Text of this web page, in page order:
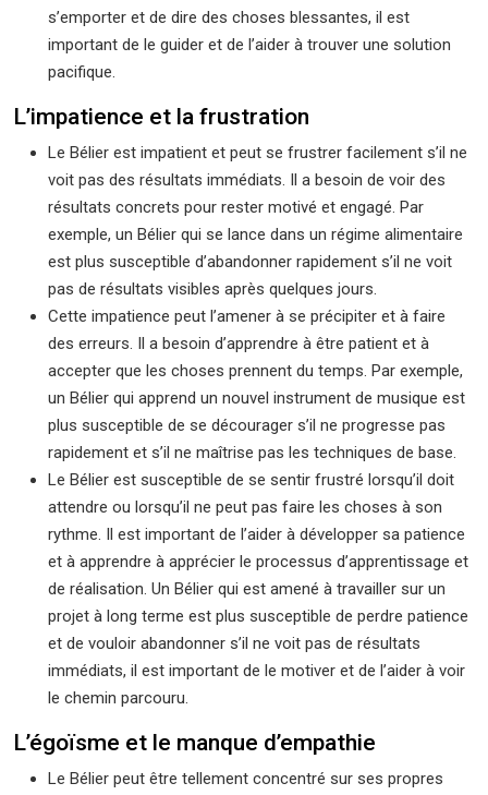
s’emporter et de dire des choses blessantes, il est
important de le guider et de l’aider à trouver une solution
pacifique.
L’impatience et la frustration
Le Bélier est impatient et peut se frustrer facilement s’il ne
voit pas des résultats immédiats. Il a besoin de voir des
résultats concrets pour rester motivé et engagé. Par
exemple, un Bélier qui se lance dans un régime alimentaire
est plus susceptible d’abandonner rapidement s’il ne voit
pas de résultats visibles après quelques jours.
Cette impatience peut l’amener à se précipiter et à faire
des erreurs. Il a besoin d’apprendre à être patient et à
accepter que les choses prennent du temps. Par exemple,
un Bélier qui apprend un nouvel instrument de musique est
plus susceptible de se décourager s’il ne progresse pas
rapidement et s’il ne maîtrise pas les techniques de base.
Le Bélier est susceptible de se sentir frustré lorsqu’il doit
attendre ou lorsqu’il ne peut pas faire les choses à son
rythme. Il est important de l’aider à développer sa patience
et à apprendre à apprécier le processus d’apprentissage et
de réalisation. Un Bélier qui est amené à travailler sur un
projet à long terme est plus susceptible de perdre patience
et de vouloir abandonner s’il ne voit pas de résultats
immédiats, il est important de le motiver et de l’aider à voir
le chemin parcouru.
L’égoïsme et le manque d’empathie
Le Bélier peut être tellement concentré sur ses propres